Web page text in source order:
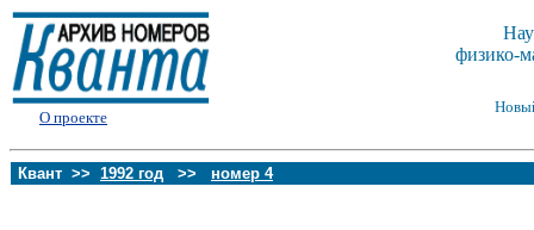
О проекте
физико-
Квант >> 1992 год >> номер 4